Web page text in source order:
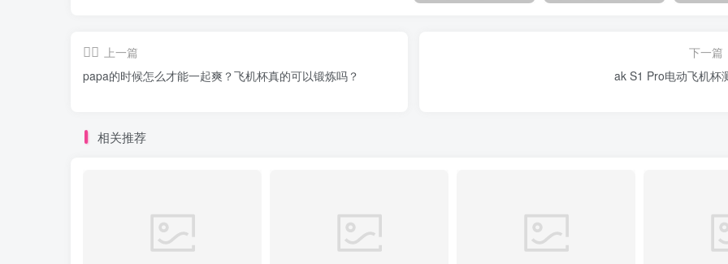
上一篇
papa的时候怎么才能一起爽？飞机杯真的可以锻炼吗？
下一篇
ak S1 Pro电动飞机杯
相关推荐